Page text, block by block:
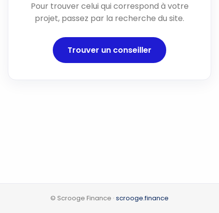
Pour trouver celui qui correspond à votre
projet, passez par la recherche du site.
Trouver un conseiller
© Scrooge Finance · scrooge.finance